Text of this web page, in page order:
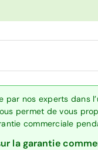
nos experts dans
permet de vous
commerciale
la garantie